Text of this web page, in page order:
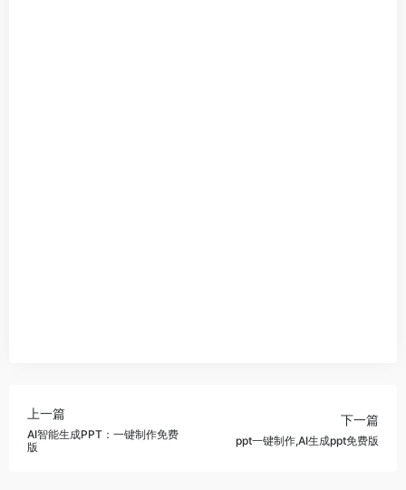
上一篇
AI智能生成PPT：一键制作免费
版
下一篇
ppt一键制作,AI生成ppt免费版